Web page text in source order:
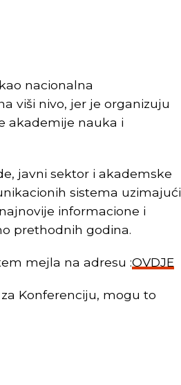
nacionalna
viši nivo, jer je organizuju
akademije nauka i
javni sektor i akademske
sistema uzimajući
informacione i
prethodnih godina.
mejla na adresu :OVDJE
Konferenciju, mogu to